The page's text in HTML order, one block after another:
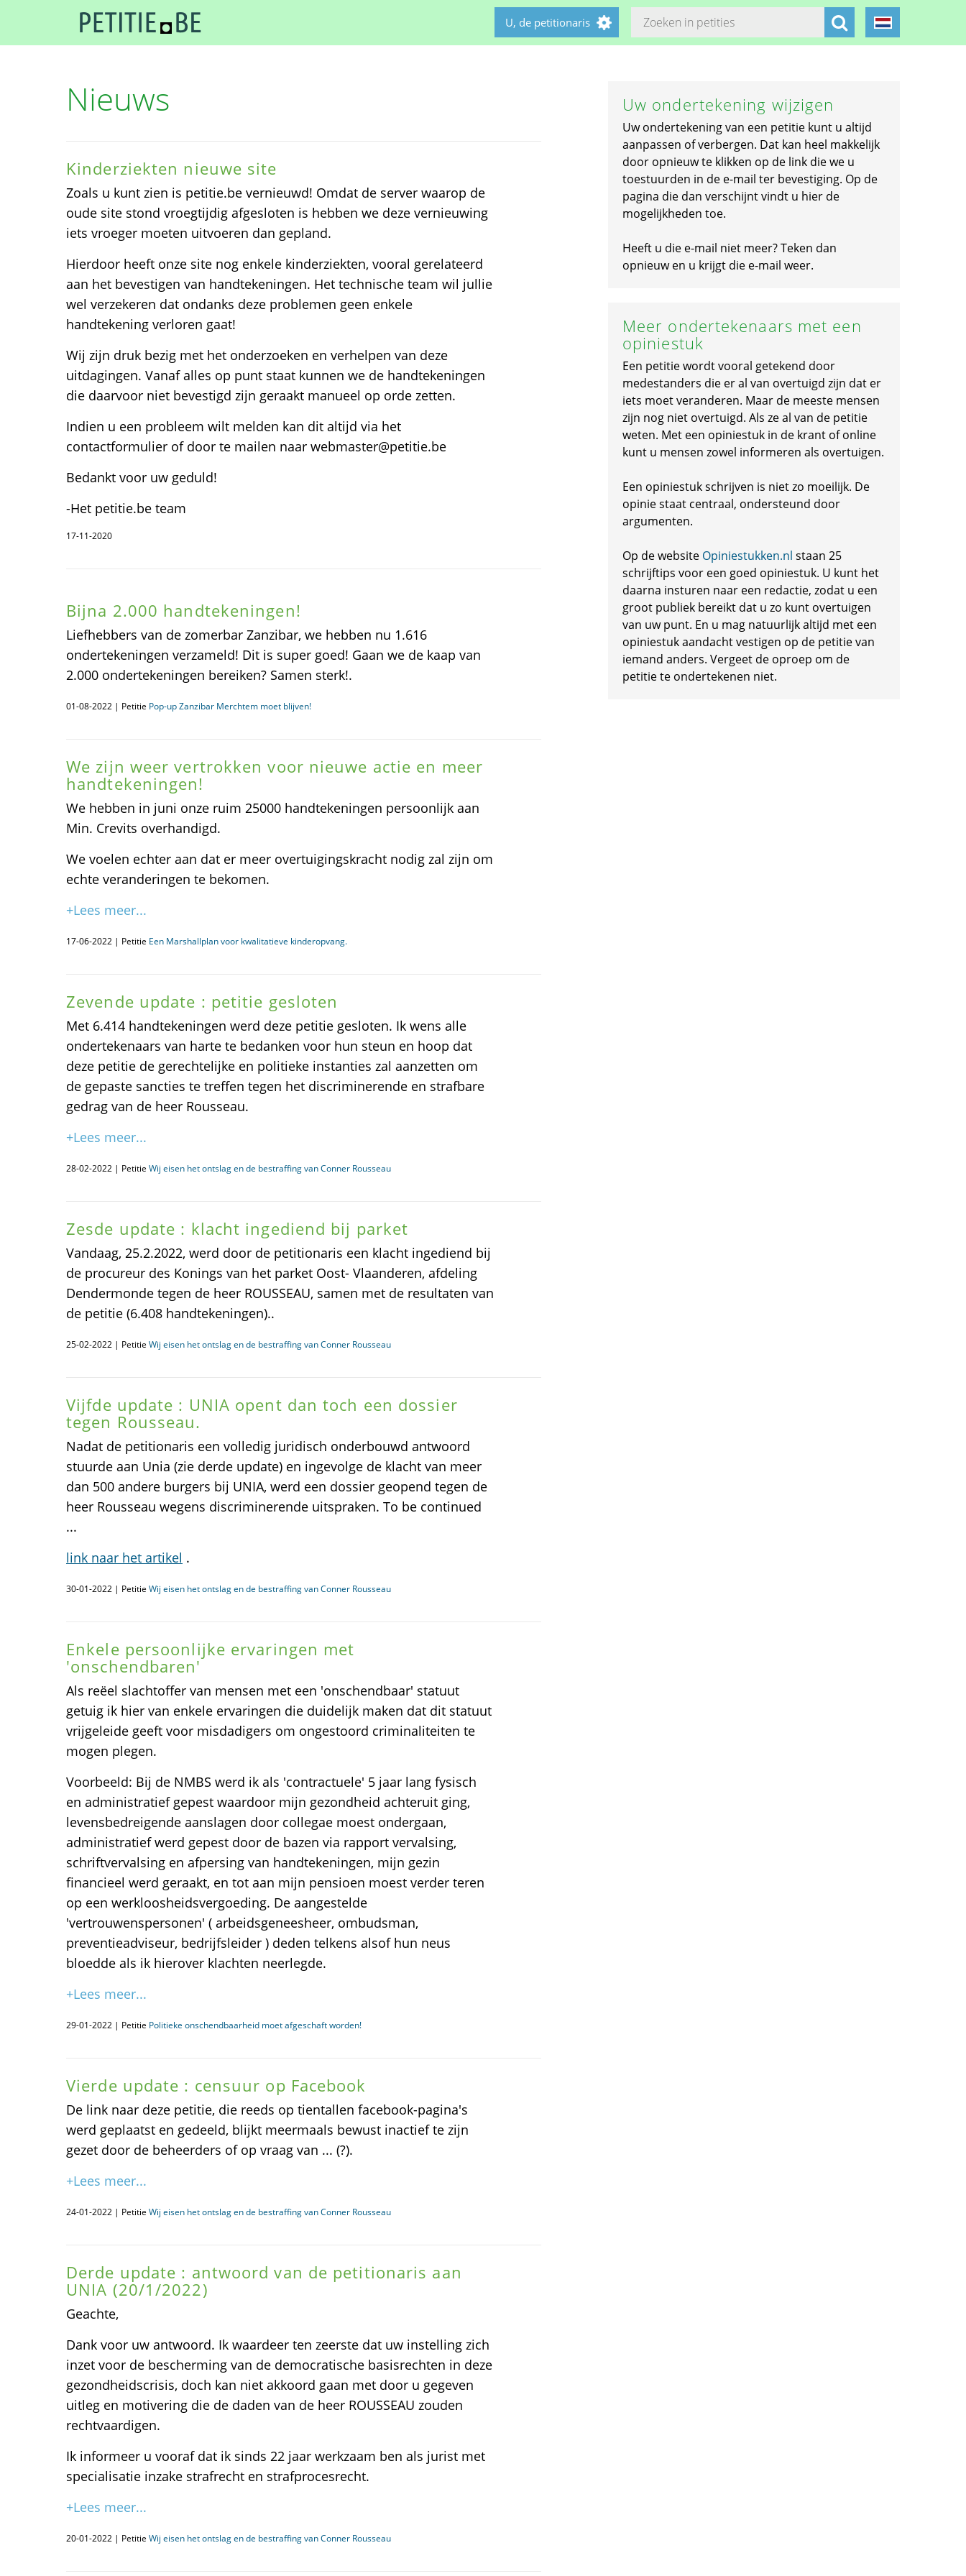
U, de petitionaris
Nieuws
Kinderziekten nieuwe site
Zoals u kunt zien is petitie.be vernieuwd! Omdat de server waarop de
oude site stond vroegtijdig afgesloten is hebben we deze vernieuwing
iets vroeger moeten uitvoeren dan gepland.
Hierdoor heeft onze site nog enkele kinderziekten, vooral gerelateerd
aan het bevestigen van handtekeningen. Het technische team wil jullie
wel verzekeren dat ondanks deze problemen geen enkele
handtekening verloren gaat!
Wij zijn druk bezig met het onderzoeken en verhelpen van deze
uitdagingen. Vanaf alles op punt staat kunnen we de handtekeningen
die daarvoor niet bevestigd zijn geraakt manueel op orde zetten.
Indien u een probleem wilt melden kan dit altijd via het
contactformulier of door te mailen naar webmaster@petitie.be
Bedankt voor uw geduld!
-Het petitie.be team
17-11-2020
Bijna 2.000 handtekeningen!
Liefhebbers van de zomerbar Zanzibar, we hebben nu 1.616
ondertekeningen verzameld! Dit is super goed! Gaan we de kaap van
2.000 ondertekeningen bereiken? Samen sterk!.
01-08-2022 | Petitie Pop-up Zanzibar Merchtem moet blijven!
We zijn weer vertrokken voor nieuwe actie en meer
handtekeningen!
We hebben in juni onze ruim 25000 handtekeningen persoonlijk aan
Min. Crevits overhandigd.
We voelen echter aan dat er meer overtuigingskracht nodig zal zijn om
echte veranderingen te bekomen.
+Lees meer...
17-06-2022 | Petitie Een Marshallplan voor kwalitatieve kinderopvang.
Zevende update : petitie gesloten
Met 6.414 handtekeningen werd deze petitie gesloten. Ik wens alle
ondertekenaars van harte te bedanken voor hun steun en hoop dat
deze petitie de gerechtelijke en politieke instanties zal aanzetten om
de gepaste sancties te treffen tegen het discriminerende en strafbare
gedrag van de heer Rousseau.
+Lees meer...
28-02-2022 | Petitie Wij eisen het ontslag en de bestraffing van Conner Rousseau
Zesde update : klacht ingediend bij parket
Vandaag, 25.2.2022, werd door de petitionaris een klacht ingediend bij
de procureur des Konings van het parket Oost- Vlaanderen, afdeling
Dendermonde tegen de heer ROUSSEAU, samen met de resultaten van
de petitie (6.408 handtekeningen)..
25-02-2022 | Petitie Wij eisen het ontslag en de bestraffing van Conner Rousseau
Vijfde update : UNIA opent dan toch een dossier
tegen Rousseau.
Nadat de petitionaris een volledig juridisch onderbouwd antwoord
stuurde aan Unia (zie derde update) en ingevolge de klacht van meer
dan 500 andere burgers bij UNIA, werd een dossier geopend tegen de
heer Rousseau wegens discriminerende uitspraken. To be continued
...
link naar het artikel .
30-01-2022 | Petitie Wij eisen het ontslag en de bestraffing van Conner Rousseau
Enkele persoonlijke ervaringen met
'onschendbaren'
Als reëel slachtoffer van mensen met een 'onschendbaar' statuut
getuig ik hier van enkele ervaringen die duidelijk maken dat dit statuut
vrijgeleide geeft voor misdadigers om ongestoord criminaliteiten te
mogen plegen.
Voorbeeld: Bij de NMBS werd ik als 'contractuele' 5 jaar lang fysisch
en administratief gepest waardoor mijn gezondheid achteruit ging,
levensbedreigende aanslagen door collegae moest ondergaan,
administratief werd gepest door de bazen via rapport vervalsing,
schriftvervalsing en afpersing van handtekeningen, mijn gezin
financieel werd geraakt, en tot aan mijn pensioen moest verder teren
op een werkloosheidsvergoeding. De aangestelde
'vertrouwenspersonen' ( arbeidsgeneesheer, ombudsman,
preventieadviseur, bedrijfsleider ) deden telkens alsof hun neus
bloedde als ik hierover klachten neerlegde.
+Lees meer...
29-01-2022 | Petitie Politieke onschendbaarheid moet afgeschaft worden!
Vierde update : censuur op Facebook
De link naar deze petitie, die reeds op tientallen facebook-pagina's
werd geplaatst en gedeeld, blijkt meermaals bewust inactief te zijn
gezet door de beheerders of op vraag van ... (?).
+Lees meer...
24-01-2022 | Petitie Wij eisen het ontslag en de bestraffing van Conner Rousseau
Derde update : antwoord van de petitionaris aan
UNIA (20/1/2022)
Geachte,
Dank voor uw antwoord. Ik waardeer ten zeerste dat uw instelling zich
inzet voor de bescherming van de democratische basisrechten in deze
gezondheidscrisis, doch kan niet akkoord gaan met door u gegeven
uitleg en motivering die de daden van de heer ROUSSEAU zouden
rechtvaardigen.
Ik informeer u vooraf dat ik sinds 22 jaar werkzaam ben als jurist met
specialisatie inzake strafrecht en strafprocesrecht.
+Lees meer...
20-01-2022 | Petitie Wij eisen het ontslag en de bestraffing van Conner Rousseau
Uw ondertekening wijzigen
Uw ondertekening van een petitie kunt u altijd
aanpassen of verbergen. Dat kan heel makkelijk
door opnieuw te klikken op de link die we u
toestuurden in de e-mail ter bevestiging. Op de
pagina die dan verschijnt vindt u hier de
mogelijkheden toe.
Heeft u die e-mail niet meer? Teken dan
opnieuw en u krijgt die e-mail weer.
Meer ondertekenaars met een
opiniestuk
Een petitie wordt vooral getekend door
medestanders die er al van overtuigd zijn dat er
iets moet veranderen. Maar de meeste mensen
zijn nog niet overtuigd. Als ze al van de petitie
weten. Met een opiniestuk in de krant of online
kunt u mensen zowel informeren als overtuigen.
Een opiniestuk schrijven is niet zo moeilijk. De
opinie staat centraal, ondersteund door
argumenten.
Op de website Opiniestukken.nl staan 25
schrijftips voor een goed opiniestuk. U kunt het
daarna insturen naar een redactie, zodat u een
groot publiek bereikt dat u zo kunt overtuigen
van uw punt. En u mag natuurlijk altijd met een
opiniestuk aandacht vestigen op de petitie van
iemand anders. Vergeet de oproep om de
petitie te ondertekenen niet.